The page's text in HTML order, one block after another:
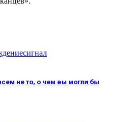
сигнал
не то, о чем вы могли бы